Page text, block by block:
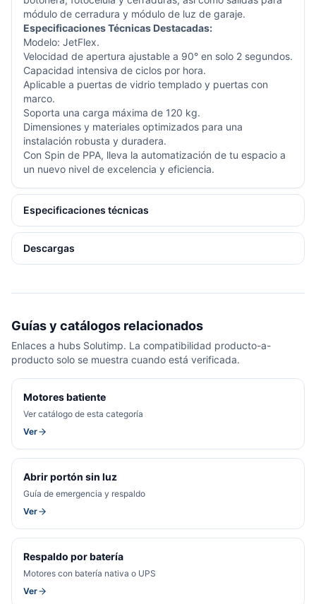
módulo de cerradura y módulo de luz de garaje.
Especificaciones Técnicas Destacadas:
Modelo: JetFlex.
Velocidad de apertura ajustable a 90° en solo 2 segundos.
Capacidad intensiva de ciclos por hora.
Aplicable a puertas de vidrio templado y puertas con
marco.
Soporta una carga máxima de 120 kg.
Dimensiones y materiales optimizados para una
instalación robusta y duradera.
Con Spin de PPA, lleva la automatización de tu espacio a
un nuevo nivel de excelencia y eficiencia.
Especificaciones técnicas
Descargas
Guías y catálogos relacionados
Enlaces a hubs Solutimp. La compatibilidad producto-a-
producto solo se muestra cuando está verificada.
Motores batiente
Ver catálogo de esta categoría
Ver
Abrir portón sin luz
Guía de emergencia y respaldo
Ver
Respaldo por batería
Motores con batería nativa o UPS
Ver